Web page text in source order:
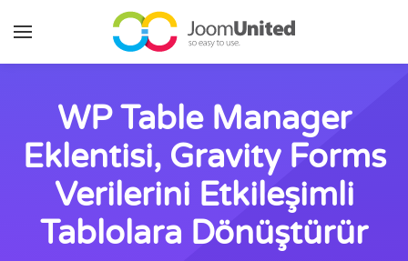
Ana içeriğe geç
WP Table Manager
Eklentisi, Gravity Forms
Verilerini Etkileşimli
Tablolara Dönüştürür